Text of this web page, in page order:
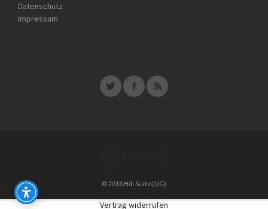
Datenschutz
Impressum
© 2016 Hifi Suite (UG)
Vertrag widerrufen